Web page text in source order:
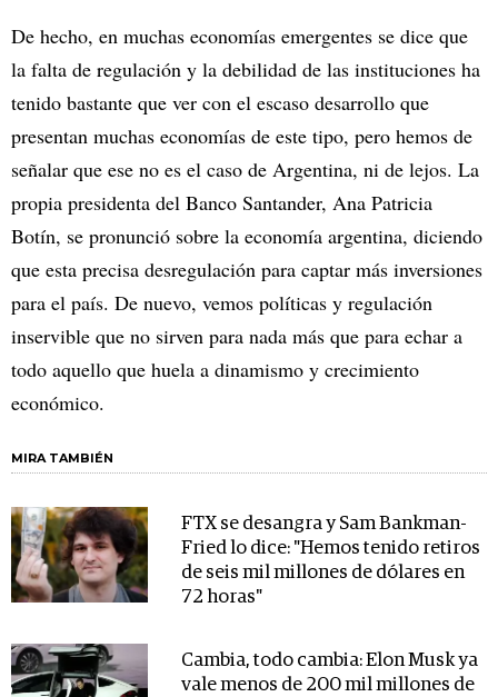
De hecho, en muchas economías emergentes se dice que
la falta de regulación y la debilidad de las instituciones ha
tenido bastante que ver con el escaso desarrollo que
presentan muchas economías de este tipo, pero hemos de
señalar que ese no es el caso de Argentina, ni de lejos. La
propia presidenta del Banco Santander, Ana Patricia
Botín, se pronunció sobre la economía argentina, diciendo
que esta precisa desregulación para captar más inversiones
para el país. De nuevo, vemos políticas y regulación
inservible que no sirven para nada más que para echar a
todo aquello que huela a dinamismo y crecimiento
económico.
MIRA TAMBIÉN
FTX se desangra y Sam Bankman-
Fried lo dice: "Hemos tenido retiros
de seis mil millones de dólares en
72 horas"
Cambia, todo cambia: Elon Musk ya
vale menos de 200 mil millones de